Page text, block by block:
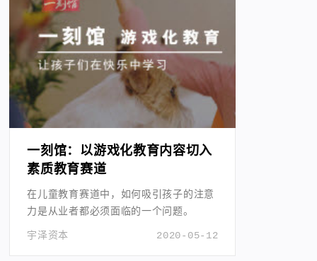
一刻馆：以游戏化教育内容切入
素质教育赛道
在儿童教育赛道中，如何吸引孩子的注意
力是从业者都必须面临的一个问题。
2020-05-12
宇泽资本